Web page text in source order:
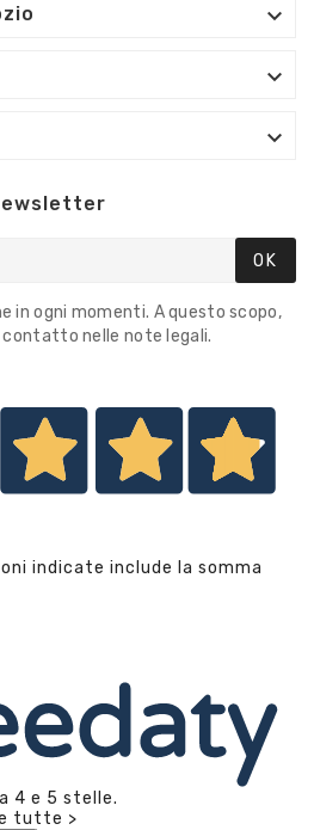



OK
in ogni momenti. A questo scopo,
nelle note legali.
indicate include la somma
4 e 5 stelle.
tutte >